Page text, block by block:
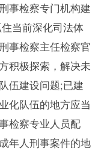
事检察专门机构建
当前深化司法体
事检察主任检察官
积极探索，解决未
伍建设问题;已建
化队伍的地方应当
检察专业人员配
年人刑事案件的地